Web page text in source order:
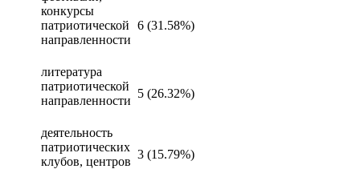
конкурсы
патриотической
направленности
6 (31.58%)
литература
патриотической
направленности
5 (26.32%)
деятельность
патриотических
клубов, центров
3 (15.79%)